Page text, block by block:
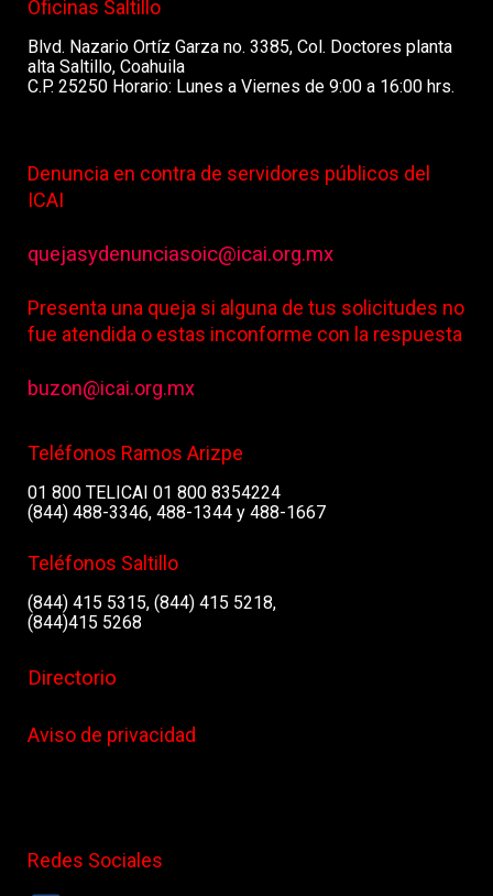
Oficinas Saltillo
Blvd. Nazario Ortíz Garza no. 3385, Col. Doctores planta
alta Saltillo, Coahuila
C.P. 25250 Horario: Lunes a Viernes de 9:00 a 16:00 hrs.
Denuncia en contra de servidores públicos del
ICAI
quejasydenunciasoic@icai.org.mx
Presenta una queja si alguna de tus solicitudes no
fue atendida o estas inconforme con la respuesta
buzon@icai.org.mx
Teléfonos Ramos Arizpe
01 800 TELICAI 01 800 8354224
(844) 488-3346, 488-1344 y 488-1667
Teléfonos Saltillo
(844) 415 5315, (844) 415 5218,
(844)415 5268
Directorio
Aviso de privacidad
Redes Sociales